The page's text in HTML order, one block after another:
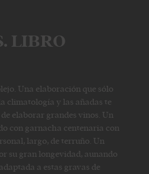
LIBRO
Una elaboración que sólo
climatología y las añadas te
elaborar grandes vinos. Un
con garnacha centenaria con
largo, de terruño. Un
su gran longevidad, aunando
a estas gravas de